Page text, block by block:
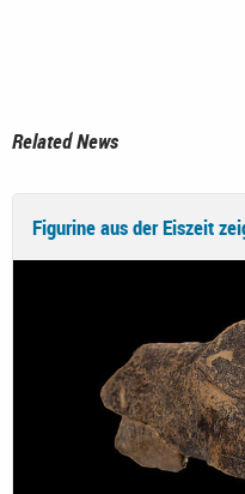
Related News
Figurine aus der Eiszeit